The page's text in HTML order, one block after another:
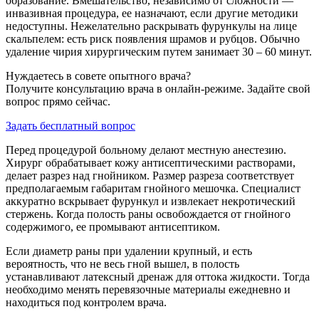
инвазивная процедура, ее назначают, если другие методики
недоступны. Нежелательно раскрывать фурункулы на лице
скальпелем: есть риск появления шрамов и рубцов. Обычно
удаление чирия хирургическим путем занимает 30 – 60 минут.
Нуждаетесь в совете опытного врача?
Получите консультацию врача в онлайн-режиме. Задайте свой
вопрос прямо сейчас.
Задать бесплатный вопрос
Перед процедурой больному делают местную анестезию.
Хирург обрабатывает кожу антисептическими растворами,
делает разрез над гнойником. Размер разреза соответствует
предполагаемым габаритам гнойного мешочка. Специалист
аккуратно вскрывает фурункул и извлекает некротический
стержень. Когда полость раны освобождается от гнойного
содержимого, ее промывают антисептиком.
Если диаметр раны при удалении крупный, и есть
вероятность, что не весь гной вышел, в полость
устанавливают латексный дренаж для оттока жидкости. Тогда
необходимо менять перевязочные материалы ежедневно и
находиться под контролем врача.